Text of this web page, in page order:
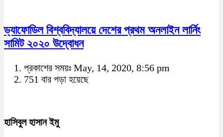
ড্যাফোডিল বিশ্ববিদ্যালয়ে দেশের প্রথম অনলাইন লার্নিং
সামিট ২০২০ উদ্বোধন
প্রকাশের সময়ঃ May, 14, 2020, 8:56 pm
751 বার পড়া হয়েছে
হাসিবুল হাসান ইমু